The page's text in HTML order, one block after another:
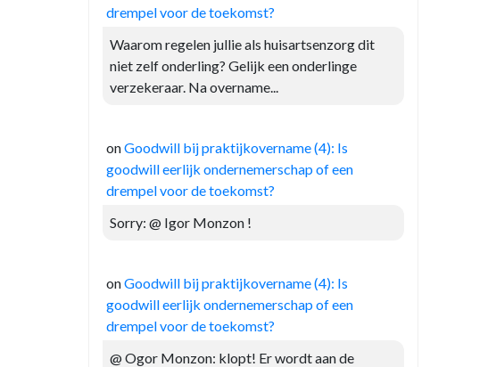
drempel voor de toekomst?
Waarom regelen jullie als huisartsenzorg dit
niet zelf onderling? Gelijk een onderlinge
verzekeraar. Na overname...
onGoodwill bij praktijkovername (4): Is
goodwill eerlijk ondernemerschap of een
drempel voor de toekomst?
Sorry: @ Igor Monzon !
onGoodwill bij praktijkovername (4): Is
goodwill eerlijk ondernemerschap of een
drempel voor de toekomst?
@ Ogor Monzon: klopt! Er wordt aan de